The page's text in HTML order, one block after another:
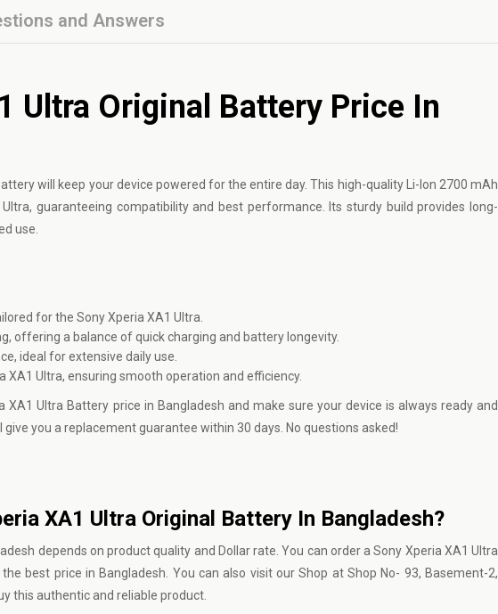
and Answers
Ultra Original Battery Price In
will keep your device powered for the entire day. This high-quality Li-Ion 2700 mAh
guaranteeing compatibility and best performance. Its sturdy build provides long-
use.
for the Sony Xperia XA1 Ultra.
offering a balance of quick charging and battery longevity.
ideal for extensive daily use.
XA1 Ultra, ensuring smooth operation and efficiency.
Ultra Battery price in Bangladesh and make sure your device is always ready and
you a replacement guarantee within 30 days. No questions asked!
XA1 Ultra Original Battery In Bangladesh?
depends on product quality and Dollar rate. You can order a Sony Xperia XA1 Ultra
best price in Bangladesh. You can also visit our Shop at Shop No- 93, Basement-2,
this authentic and reliable product.